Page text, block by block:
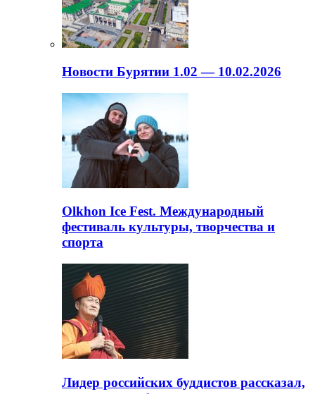
Новости Бурятии 1.02 — 10.02.2026
Olkhon Ice Fest. Международный
фестиваль культуры, творчества и
спорта
Лидер российских буддистов рассказал,